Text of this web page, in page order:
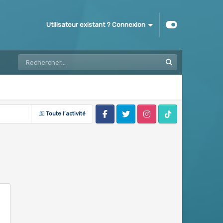
Utilisateur existant ? Connexion
Toute l’activité
FacebookTwitter InstagramTik Tok